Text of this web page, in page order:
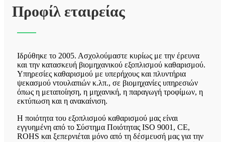
Προφίλ εταιρείας
Ιδρύθηκε το 2005. Ασχολούμαστε κυρίως με την έρευνα
και την κατασκευή βιομηχανικού εξοπλισμού καθαρισμού.
Υπηρεσίες καθαρισμού με υπερήχους και πλυντήρια
ψεκασμού ντουλαπιών κ.λπ., σε βιομηχανίες υπηρεσιών
όπως η μεταποίηση, η μηχανική, η παραγωγή τροφίμων, η
εκτύπωση και η ανακαίνιση.
Η ποιότητα του εξοπλισμού καθαρισμού μας είναι
εγγυημένη από το Σύστημα Ποιότητας ISO 9001, CE,
ROHS και ξεπερνιέται μόνο από τη δέσμευσή μας για την